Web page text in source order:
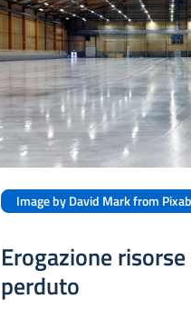
Image by David Mark from
Erogazione
perduto